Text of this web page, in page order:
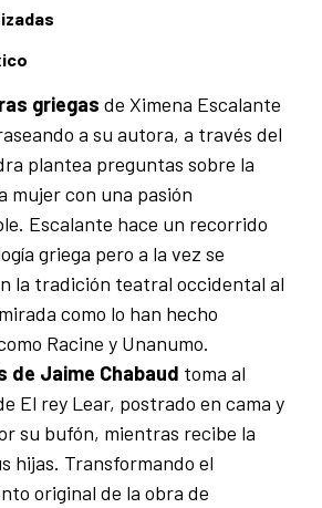
griegas de Ximena Escalante
a su autora, a través del
plantea preguntas sobre la
mujer con una pasión
Escalante hace un recorrido
griega pero a la vez se
la tradición teatral occidental al
como lo han hecho
Racine y Unanumo.
de Jaime Chabaud toma al
El rey Lear, postrado en cama y
su bufón, mientras recibe la
hijas. Transformando el
original de la obra de